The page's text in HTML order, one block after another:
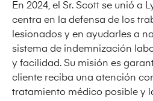
En 2024, el Sr. Scott se unió a
centra en la defensa de los
lesionados y en ayudarles a
sistema de indemnización
y facilidad. Su misión es
cliente reciba una atención
tratamiento médico posible y